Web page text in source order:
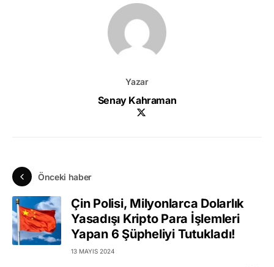
Yazar
Senay Kahraman
Önceki haber
Çin Polisi, Milyonlarca Dolarlık
Yasadışı Kripto Para İşlemleri
Yapan 6 Şüpheliyi Tutukladı!
13 MAYIS 2024